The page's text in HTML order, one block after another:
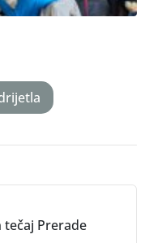
tečaj Prerade